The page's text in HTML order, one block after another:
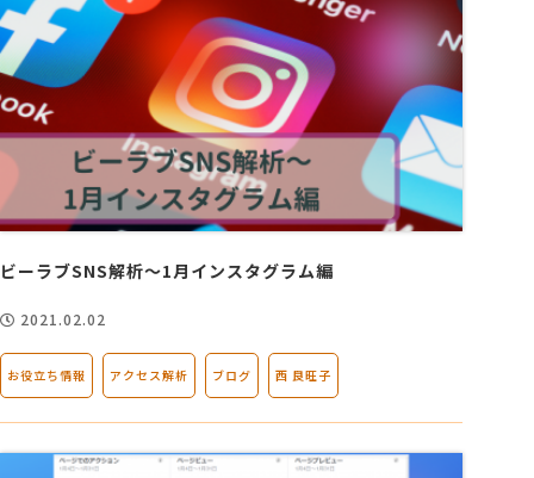
ビーラブSNS解析～1月インスタグラム編
2021.02.02
お役立ち情報 アクセス解析 ブログ 西 良旺子